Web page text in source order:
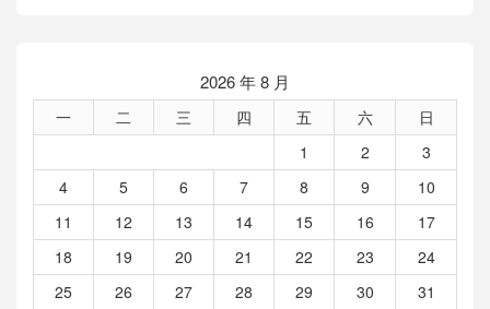
2026 年 8 月
一 二 三 四 五 六
日
1
2
3
4
5 6 7 8 9
10
11
12 13 14 15 16
17
18
19 20 21 22 23
24
25
26 27 28 29 30
31